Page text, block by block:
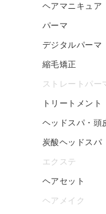
ヘアマニキュア
パーマ
デジタルパーマ
縮毛矯正
ストレートパー
トリートメント
ヘッドスパ・頭
炭酸ヘッドスパ
エクステ
ヘアセット
ヘアメイク